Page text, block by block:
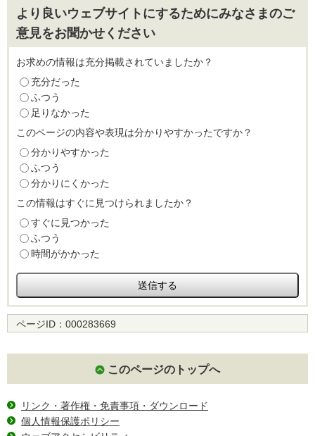
より良いウェブサイトにするためにみなさまのご
意見をお聞かせください
お求めの情報は充分掲載されていましたか？
充分だった
ふつう
足りなかった
このページの内容や表現は分かりやすかったですか？
分かりやすかった
ふつう
分かりにくかった
この情報はすぐに見つけられましたか？
すぐに見つかった
ふつう
時間がかかった
ページID： 000283669
このページのトップへ
リンク・著作権・免責事項・ダウンロード
個人情報保護ポリシー